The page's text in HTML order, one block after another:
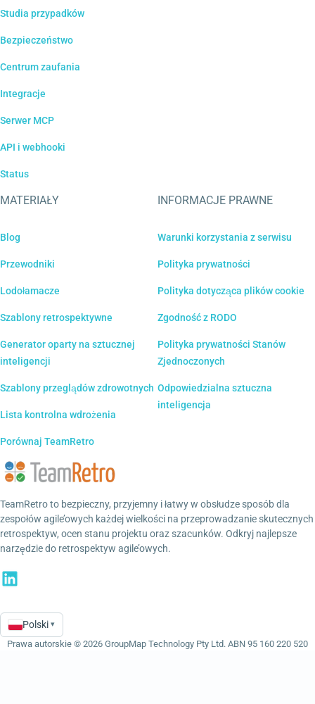
Studia przypadków
Bezpieczeństwo
Centrum zaufania
Integracje
Serwer MCP
API i webhooki
Status
MATERIAŁY
Blog
Przewodniki
Lodołamacze
Szablony retrospektywne
Generator oparty na sztucznej
inteligencji
Szablony przeglądów zdrowotnych
Lista kontrolna wdrożenia
Porównaj TeamRetro
INFORMACJE PRAWNE
Warunki korzystania z serwisu
Polityka prywatności
Polityka dotycząca plików cookie
Zgodność z RODO
Polityka prywatności Stanów
Zjednoczonych
Odpowiedzialna sztuczna
inteligencja
TeamRetro to bezpieczny, przyjemny i łatwy w obsłudze sposób dla
zespołów agile’owych każdej wielkości na przeprowadzanie skutecznych
retrospektyw, ocen stanu projektu oraz szacunków. Odkryj najlepsze
narzędzie do retrospektyw agile’owych.
Language
Polski ▾
Prawa autorskie © 2026 GroupMap Technology Pty Ltd. ABN 95 160 220 520